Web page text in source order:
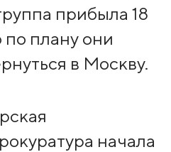
прибыла 18
по плану они
в Москву.
начала